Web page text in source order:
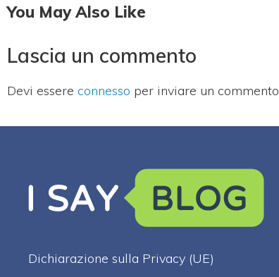
You May Also Like
Lascia un commento
Devi essere connesso per inviare un commento.
Dichiarazione sulla Privacy (UE)